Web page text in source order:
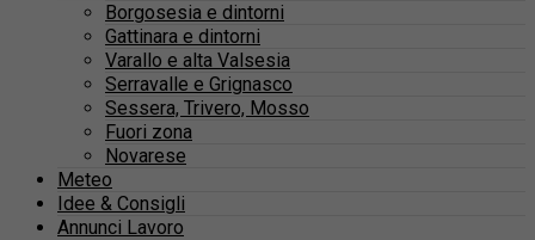
Borgosesia e dintorni
Gattinara e dintorni
Varallo e alta Valsesia
Serravalle e Grignasco
Sessera, Trivero, Mosso
Fuori zona
Novarese
Meteo
Idee & Consigli
Annunci Lavoro